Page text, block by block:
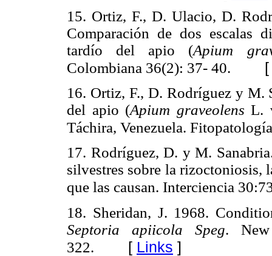
15. Ortiz, F., D. Ulacio, D.
Comparación de dos escalas
tardío del apio (Apium
Colombiana 36(2): 37- 40.
16. Ortiz, F., D. Rodríguez y M.
del apio (Apium graveolens L.
Táchira, Venezuela.
17. Rodríguez, D. y M.
silvestres sobre la rizoctoniosis,
que las causan. Interciencia
18. Sheridan, J. 1968.
Septoria apiicola Speg.
322. [ Links ]